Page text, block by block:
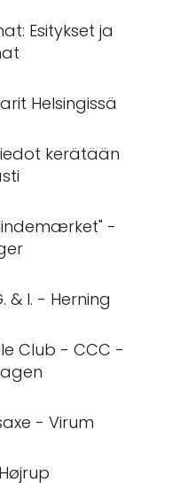
Esitykset ja
Helsingissä
kerätään
-
& I. - Herning
Club - CCC -
- Virum